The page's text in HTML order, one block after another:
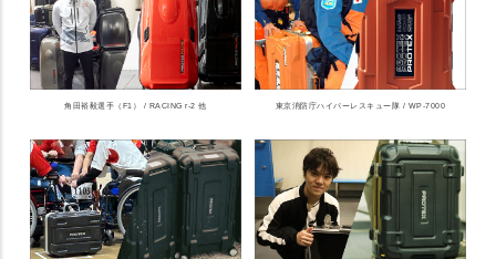
角田裕毅選手（F1） / RACING r-2 他 東京消防庁ハイパーレスキュー隊 / WP-7000